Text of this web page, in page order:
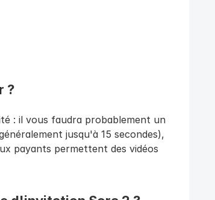
?
: il vous faudra probablement un
jusqu'à 15 secondes),
payants permettent des vidéos